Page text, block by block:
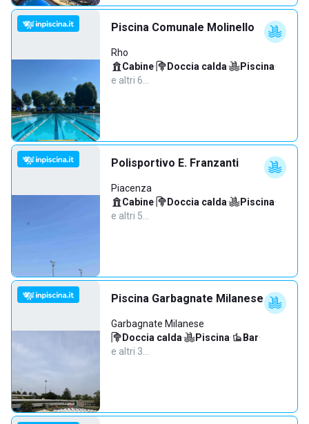
Piscina Comunale Molinello
Rho
Cabine· Doccia calda· Piscina·
e altri 6…
Polisportivo E. Franzanti
Piacenza
Cabine· Doccia calda· Piscina·
e altri 5…
Piscina Garbagnate Milanese
Garbagnate Milanese
Doccia calda· Piscina· Bar·
e altri 3…